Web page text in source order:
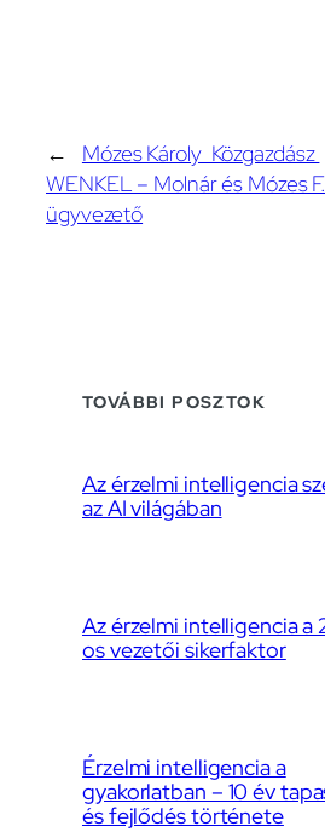
←
Mózes Károly Közgazdász
WENKEL – Molnár és Mózes
ügyvezető
TOVÁBBI POSZTOK
Az érzelmi intelligencia
az AI világában
Az érzelmi intelligencia a
os vezetői sikerfaktor
Érzelmi intelligencia a
gyakorlatban – 10 év
és fejlődés története